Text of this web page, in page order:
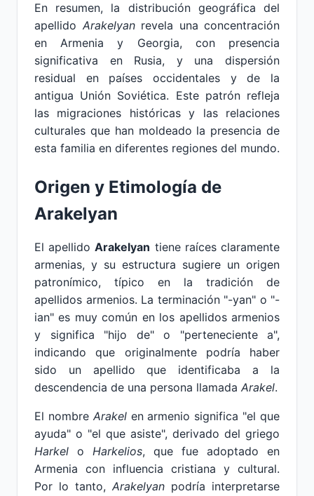
En resumen, la distribución geográfica del
apellido Arakelyanrevela una concentración
en Armenia y Georgia, con presencia
significativa en Rusia, y una dispersión
residual en países occidentales y de la
antigua Unión Soviética. Este patrón refleja
las migraciones históricas y las relaciones
culturales que han moldeado la presencia de
esta familia en diferentes regiones del mundo.
Origen y Etimología de
Arakelyan
El apellidoArakelyan tiene raíces claramente
armenias, y su estructura sugiere un origen
patronímico, típico en la tradición de
apellidos armenios. La terminación "-yan" o "-
ian" es muy común en los apellidos armenios
y significa "hijo de" o "perteneciente a",
indicando que originalmente podría haber
sido un apellido que identificaba a la
descendencia de una persona llamada Arakel.
El nombre Arakelen armenio significa "el que
ayuda" o "el que asiste", derivado del griego
Harkel o Harkelios, que fue adoptado en
Armenia con influencia cristiana y cultural.
Por lo tanto, Arakelyan podría interpretarse